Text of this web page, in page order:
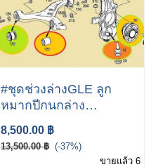
#ชุดช่วงล่างGLE ลูก
หมากปีกนกล่าง
Class W166 ปี 2012-
2016 #ชุดช่วงล่างW166
8,500.00 ฿
13,500.00 ฿ (-37%)
ขายแล้ว 6